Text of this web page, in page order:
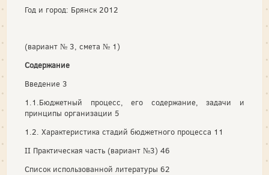
Год и город: Брянск 2012
(вариант № 3, смета № 1)
Содержание
Введение 3
1.1.Бюджетный процесс, его содержание, задачи и
принципы организации 5
1.2. Характеристика стадий бюджетного процесса 11
II Практическая часть (вариант №3) 46
Список использованной литературы 62